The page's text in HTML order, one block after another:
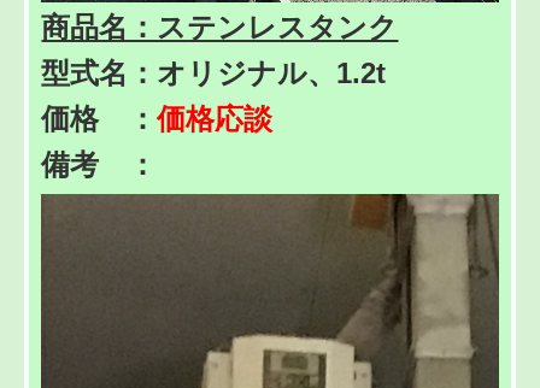
商品名：ステンレスタンク
型式名：オリジナル、1.2t
価格 ：価格応談
備考 ：